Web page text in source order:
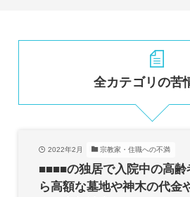
全カテゴリの苦
2022年2月 宗教家・住職への不満
■■■■の独居で入院中の高
ら高額な墓地や神木の代金